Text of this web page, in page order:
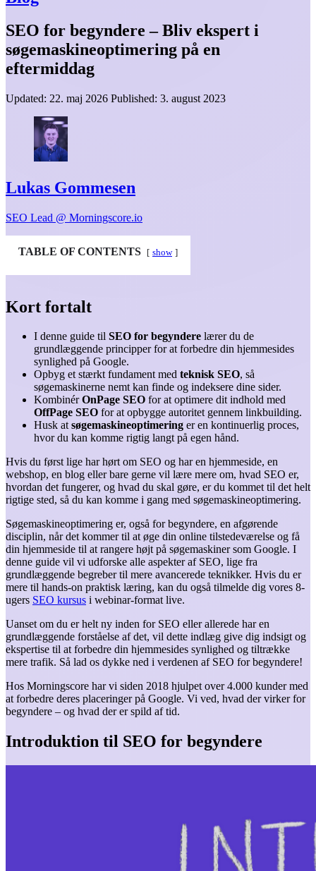
SEO for begyndere – Bliv ekspert i
søgemaskineoptimering på en
eftermiddag
Updated: 22. maj 2026 Published: 3. august 2023
Lukas Gommesen
SEO Lead @ Morningscore.io
TABLE OF CONTENTS show
Kort fortalt
I denne guide til SEO for begyndere lærer du de
grundlæggende principper for at forbedre din hjemmesides
synlighed på Google.
Opbyg et stærkt fundament med teknisk SEO, så
søgemaskinerne nemt kan finde og indeksere dine sider.
KombinérOnPage SEO for at optimere dit indhold med
OffPage SEO for at opbygge autoritet gennem linkbuilding.
Husk atsøgemaskineoptimering er en kontinuerlig proces,
hvor du kan komme rigtig langt på egen hånd.
Hvis du først lige har hørt om SEO og har en hjemmeside, en
webshop, en blog eller bare gerne vil lære mere om, hvad SEO er,
hvordan det fungerer, og hvad du skal gøre, er du kommet til det helt
rigtige sted, så du kan komme i gang med søgemaskineoptimering.
Søgemaskineoptimering er, også for begyndere, en afgørende
disciplin, når det kommer til at øge din online tilstedeværelse og få
din hjemmeside til at rangere højt på søgemaskiner som Google. I
denne guide vil vi udforske alle aspekter af SEO, lige fra
grundlæggende begreber til mere avancerede teknikker. Hvis du er
mere til hands-on praktisk læring, kan du også tilmelde dig vores 8-
ugers SEO kursus i webinar-format live.
Uanset om du er helt ny inden for SEO eller allerede har en
grundlæggende forståelse af det, vil dette indlæg give dig indsigt og
ekspertise til at forbedre din hjemmesides synlighed og tiltrække
mere trafik. Så lad os dykke ned i verdenen af SEO for begyndere!
Hos Morningscore har vi siden 2018 hjulpet over 4.000 kunder med
at forbedre deres placeringer på Google. Vi ved, hvad der virker for
begyndere – og hvad der er spild af tid.
Introduktion til SEO for begyndere